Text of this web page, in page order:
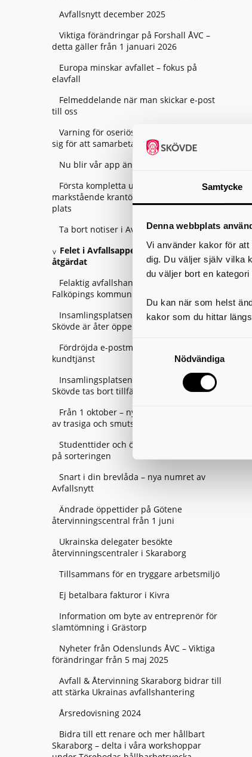
Samtycke
Denna webbplats
Vi använder kakor för
dig. Du väljer själv vilka
du väljer bort en
Du kan när som helst
kakor som du hittar
Nödvändiga
Avfallsnytt december 2025
Viktiga förändringar på Forshall ÅVC –
detta gäller från 1 januari 2026
Europa minskar avfallet – fokus på
elavfall
Felmeddelande när man skickar e-post
till oss
Varning för oseriösa företag som utger
sig för att samarbeta med Skara kommun
Nu blir vår app ännu smartare!
Första kompletta uppsättningen
markstående krantömmande behållare på
plats
Ta bort notiser i Avfallsappen Skaraborg
Felet i Avfallsappen Skaraborg är
åtgärdat
Felaktig avfallshantering av entreprenör i
Falköpings kommun
Insamlingsplatsen vid Södermalms IP i
Skövde är åter öppen
Fördröjda e-postmeddelanden till
kundtjänst
Insamlingsplatsen vid Billingehov i
Skövde tas bort tillfälligt – från 21 augusti
Från 1 oktober – nya regler för hantering
av trasiga och smutsiga textilier
Studenttider och övriga firanden– tänk
på sorteringen
Snart i din brevlåda – nya numret av
Avfallsnytt
Ändrade öppettider på Götene
återvinningscentral från 1 juni
Ukrainska delegater besökte
återvinningscentraler i Skaraborg
Tillsammans för en tryggare arbetsmiljö
Ej betalbara fakturor i Kivra
Information om byte av entreprenör för
slamtömning i Grästorp
Nyheter från Odenslunds ÅVC – Viktiga
förändringar från 5 maj 2025
Avfall & Återvinning Skaraborg bidrar till
att stärka Ukrainas avfallshantering
Årsredovisning 2024
Bidra till ett renare och mer hållbart
Skaraborg – delta i våra workshoppar